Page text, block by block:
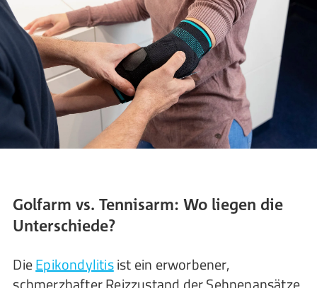
Golfarm vs. Tennisarm: Wo liegen die
Unterschiede?
DieEpikondylitisist ein erworbener,